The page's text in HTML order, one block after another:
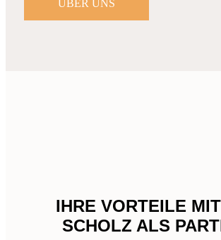
ÜBER UNS
IHRE VORTEILE
SCHOLZ ALS